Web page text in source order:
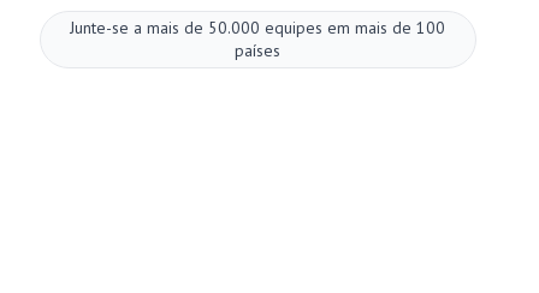
Junte-se a mais de 50.000 equipes em mais de 100
países